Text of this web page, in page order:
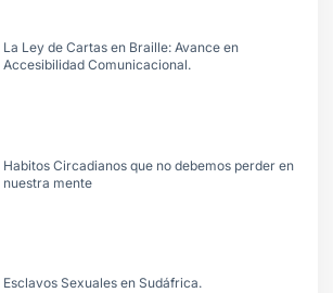
La Ley de Cartas en Braille: Avance en
Accesibilidad Comunicacional.
Habitos Circadianos que no debemos perder en
nuestra mente
Esclavos Sexuales en Sudáfrica.